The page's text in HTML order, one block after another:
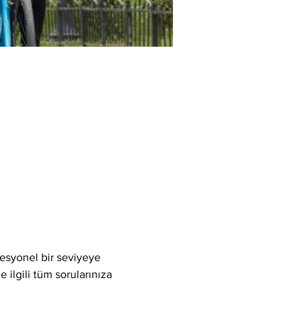
bir seviyeye
ilgili tüm sorularınıza